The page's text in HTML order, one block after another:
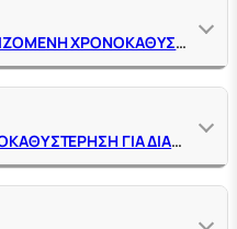
ΜΗΧΑΝΙΣΜΟΣ ΜΕ ΡΥΘΜΙΖΟΜΕΝΗ ΧΡΟΝΟΚΑΘΥΣΤΕΡΗΣΗ 0-40SΕC. ΓΙΑ ΔΙΑΚ. ΝΤΟΥΖΙΕΡΑΣ ΕΝΤΟΙΧΙΣΜΟΥ Ν.467RG ΤRΕΜΟL.
ΜΗΧΑΝΙΣΜΟΣ ΜΕ ΧΡΟΝΟΚΑΘΥΣΤΕΡΗΣΗ ΓΙΑ ΔΙΑΚΟΠΤΗ ΝΤΟΥΖΙΕΡΑΣ ΕΝΤΟΙΧΙΣΜΟΥ Ν.467 TREMOLADA